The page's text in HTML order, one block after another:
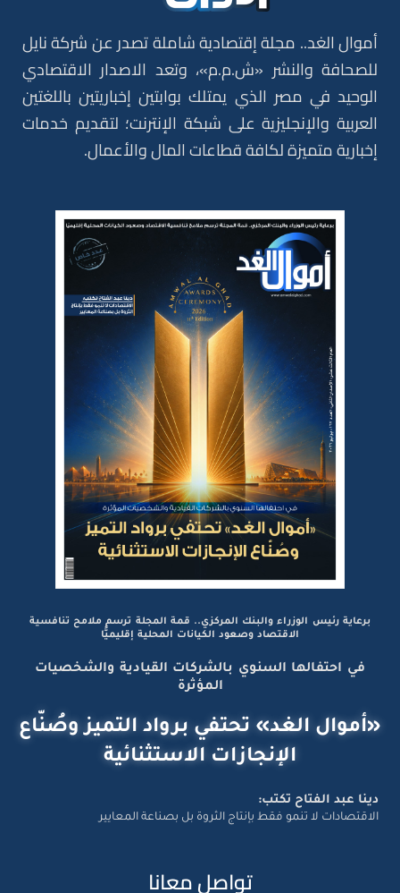
أموال الغد.. مجلة إقتصادية شاملة تصدر عن شركة نايل
للصحافة والنشر «ش.م.م»، وتعد الاصدار الاقتصادي
الوحيد في مصر الذي يمتلك بوابتين إخباريتين باللغتين
العربية والإنجليزية على شبكة الإنترنت؛ لتقديم خدمات
إخبارية متميزة لكافة قطاعات المال والأعمال.
برعاية رئيس الوزراء والبنك المركزي.. قمة المجلة ترسم ملامح تنافسية
الاقتصاد وصعود الكيانات المحلية إقليميًّا
في احتفالها السنوي بالشركات القيادية والشخصيات
المؤثرة
«أموال الغد» تحتفي برواد التميز وصُنّاع
الإنجازات الاستثنائية
دينا عبد الفتاح تكتب:
الاقتصادات لا تنمو فقط بإنتاج الثروة بل بصناعة المعايير
تواصل معانا